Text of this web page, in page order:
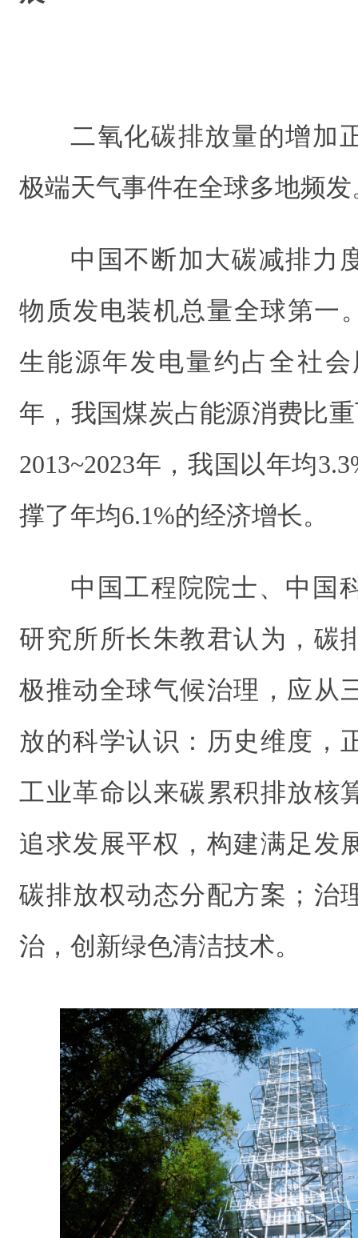
二氧化碳排放量的增加
极端天气事件在全球多地频发
中国不断加大碳减排力
物质发电装机总量全球第一
生能源年发电量约占全社
年，我国煤炭占能源消费比
2013~2023年，我国以年均
撑了年均6.1%的经济增长。
中国工程院院士、中国
研究所所长朱教君认为，碳
极推动全球气候治理，应从
放的科学认识：历史维度，
工业革命以来碳累积排放核
追求发展平权，构建满足发
碳排放权动态分配方案；治
治，创新绿色清洁技术。